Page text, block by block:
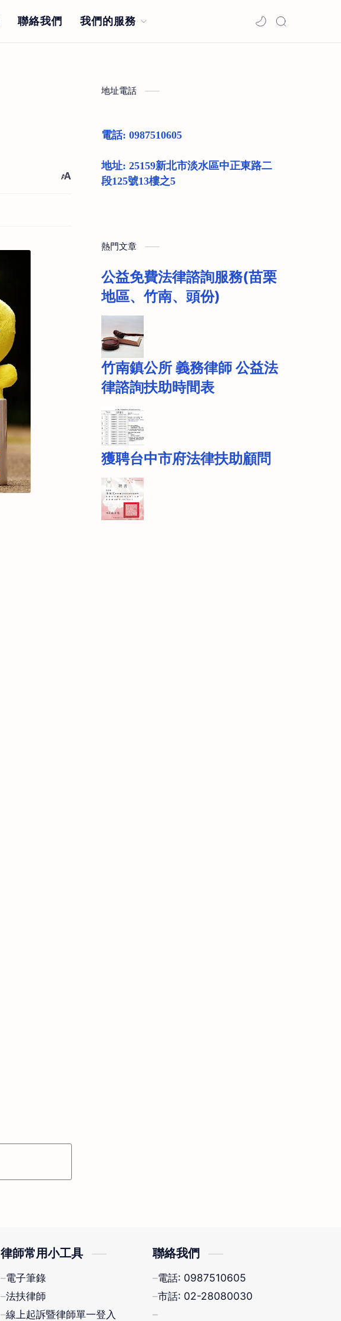
聯絡我們 我們的服務
地址電話
電話: 0987510605
地址: 25159新北市淡水區中正東路二
段125號13樓之5
熱門文章
公益免費法律諮詢服務(苗栗
地區、竹南、頭份)
竹南鎮公所 義務律師 公益法
律諮詢扶助時間表
獲聘台中市府法律扶助顧問
律師常用小工具
電子筆錄
法扶律師
線上起訴暨律師單一登入
聯絡我們
電話: 0987510605
市話: 02-28080030